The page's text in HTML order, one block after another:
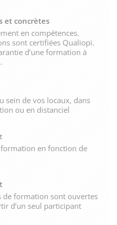
et concrètes
en compétences.
sont certifiées Qualiopi.
d’une formation à
sein de vos locaux, dans
ou en distanciel
en fonction de
de formation sont ouvertes
d’un seul participant